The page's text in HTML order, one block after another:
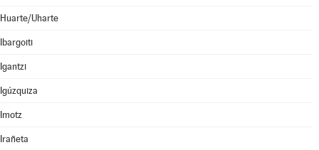
Huarte/Uharte
Ibargoiti
Igantzi
Igúzquiza
Imotz
Irañeta